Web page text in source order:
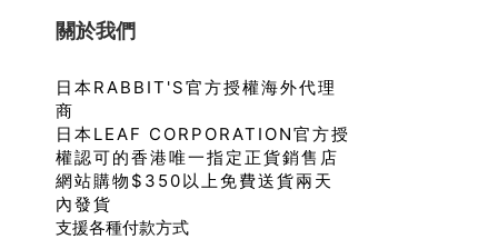
關於我們
日本RABBIT'S官方授權海外代理
商
日本LEAF CORPORATION官方授
權認可的香港唯一指定正貨銷售店
網站購物$350以上免費送貨兩天
內發貨
支援各種付款方式